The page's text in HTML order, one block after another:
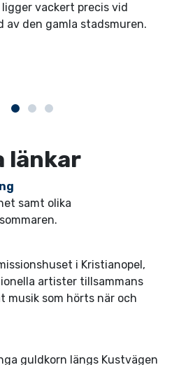
vackert precis vid
av den gamla stadsmuren.
länkar
samt olika
i Kristianopel,
artister tillsammans
musik som hörts när och
guldkorn längs Kustvägen